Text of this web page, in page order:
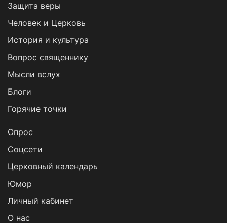
Защита веры
Человек и Церковь
История и культура
Вопрос священнику
Мысли вслух
Блоги
Горячие точки
Опрос
Cоцсети
Церковный календарь
Юмор
Личный кабинет
О нас